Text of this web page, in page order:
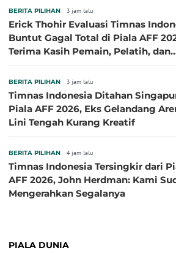
BERITA PILIHAN 3 jam lalu
Erick Thohir Evaluasi Timnas
Buntut Gagal Total di Piala AFF
Terima Kasih Pemain, Pelatih, dan
BERITA PILIHAN 3 jam lalu
Timnas Indonesia Ditahan
Piala AFF 2026, Eks Gelandang
Lini Tengah Kurang Kreatif
BERITA PILIHAN 4 jam lalu
Timnas Indonesia Tersingkir dari
AFF 2026, John Herdman: Kami
Mengerahkan Segalanya
PIALA DUNIA